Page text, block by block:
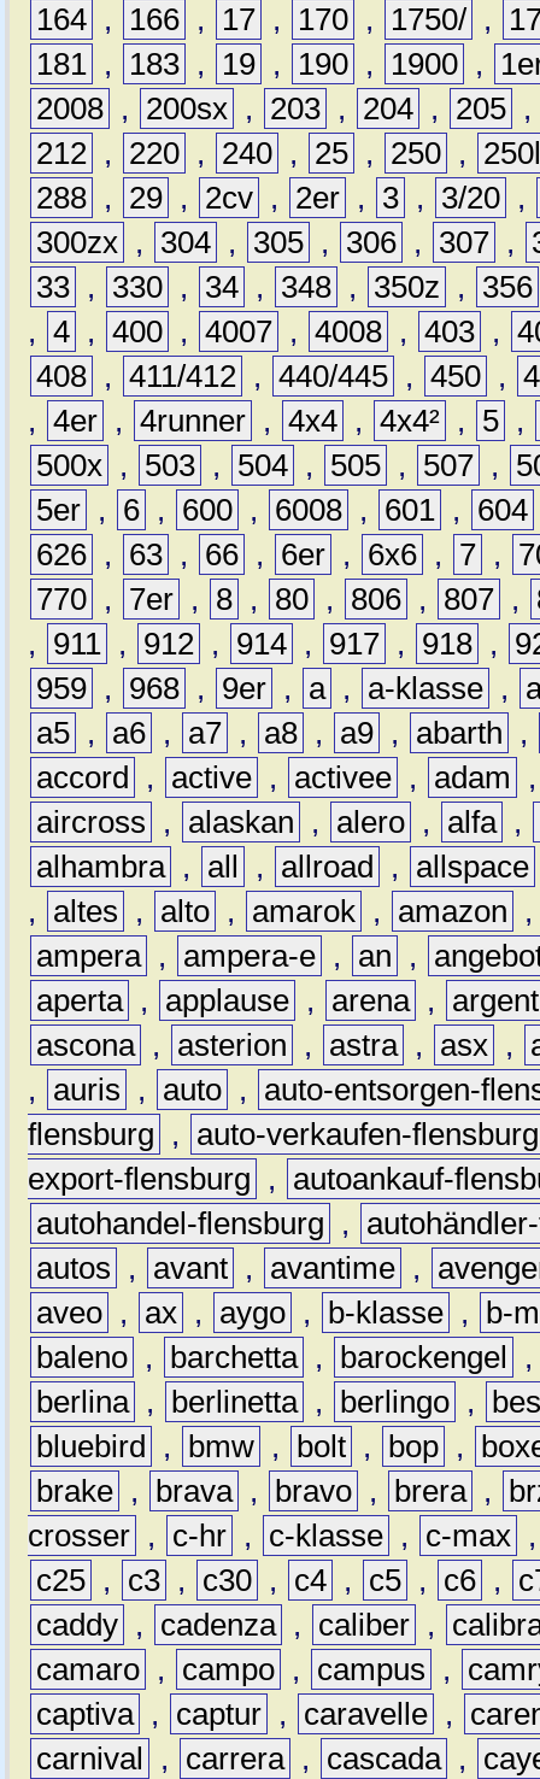
164 , 166 , 17 , 170 , 1750/ ,
181 , 183 , 19 , 190 , 1900 ,
2008 , 200sx , 203 , 204 , 205 ,
212 , 220 , 240 , 25 , 250 ,
288 , 29 , 2cv , 2er , 3 , 3/20 ,
300zx , 304 , 305 , 306 , 307 ,
33 , 330 , 34 , 348 , 350z ,
356
, 4 , 400 , 4007 , 4008 , 403 ,
408 , 411/412 , 440/445 , 450 ,
, 4er , 4runner , 4x4 , 4x4² , 5 ,
500x , 503 , 504 , 505 , 507 ,
5er , 6 , 600 , 6008 , 601 , 604
626 , 63 , 66 , 6er , 6x6 , 7 ,
770 , 7er , 8 , 80 , 806 , 807 ,
,
911 , 912 , 914 , 917 , 918 ,
959 , 968 , 9er , a , a-klasse ,
a5 , a6 , a7 , a8 , a9 , abarth
,
accord
, active , activee , adam
aircross
, alaskan , alero , alfa ,
alhambra , all , allroad , allspace
,
altes , alto , amarok , amazon
ampera , ampera-e , an ,
aperta , applause , arena ,
ascona , asterion , astra , asx ,
,
auris , auto ,
auto-entsorgen-
flensburg
,
auto-verkaufen-flensburg
export-flensburg
,
autoankauf-
autohandel-flensburg
,
autos
, avant , avantime ,
aveo , ax , aygo , b-klasse ,
b-
baleno , barchetta , barockengel
berlina , berlinetta , berlingo ,
bluebird
, bmw , bolt , bop ,
brake , brava , bravo , brera ,
crosser , c-hr , c-klasse , c-max
c25 , c3 , c30 , c4 , c5 , c6 ,
caddy , cadenza , caliber ,
camaro , campo , campus ,
captiva , captur , caravelle ,
carnival
, carrera , cascada ,